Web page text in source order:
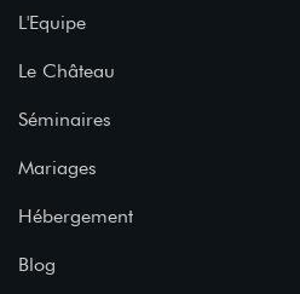
L'Equipe
Le Château
Séminaires
Mariages
Hébergement
Blog